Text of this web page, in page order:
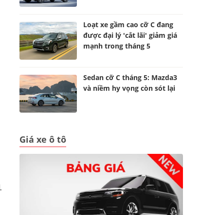
Loạt xe gầm cao cỡ C đang
được đại lý 'cắt lãi' giảm giá
mạnh trong tháng 5
Sedan cỡ C tháng 5: Mazda3
và niềm hy vọng còn sót lại
Giá xe ô tô